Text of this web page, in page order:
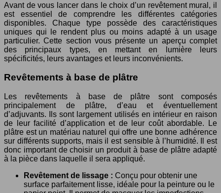
Avant de vous lancer dans le choix d’un revêtement mural, il
est essentiel de comprendre les différentes catégories
disponibles. Chaque type possède des caractéristiques
uniques qui le rendent plus ou moins adapté à un usage
particulier. Cette section vous présente un aperçu complet
des principaux types, en mettant en lumière leurs
spécificités, leurs avantages et leurs inconvénients.
Revêtements à base de plâtre
Les revêtements à base de plâtre sont composés
principalement de plâtre, d’eau et éventuellement
d’adjuvants. Ils sont largement utilisés en intérieur en raison
de leur facilité d’application et de leur coût abordable. Le
plâtre est un matériau naturel qui offre une bonne adhérence
sur différents supports, mais il est sensible à l’humidité. Il est
donc important de choisir un produit à base de plâtre adapté
à la pièce dans laquelle il sera appliqué.
Revêtement de lissage : Conçu pour obtenir une
surface parfaitement lisse, idéale pour la peinture ou le